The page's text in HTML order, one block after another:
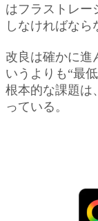
はフラストレー
しなければなら
改良は確かに進
いうよりも“最
根本的な課題は
っている。